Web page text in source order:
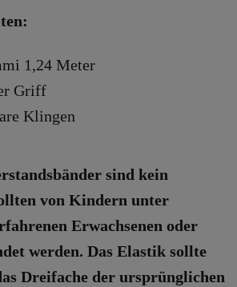
1,24 Meter
Griff
Klingen
sind kein
von Kindern unter
Erwachsenen oder
werden. Das Elastik sollte
Dreifache der ursprünglichen